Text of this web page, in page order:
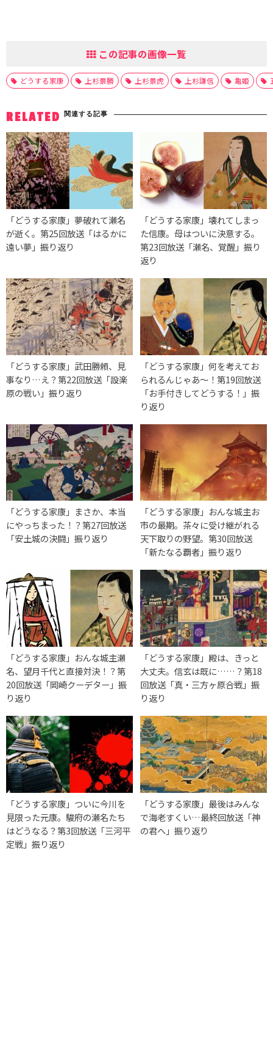
この記事の画像一覧
どうする家康 上杉景勝 上杉景虎 上杉謙信 亀姫
RELATED 関連する記事
「どうする家康」夢破れて瀬名
が逝く。第25回放送「はるかに
遠い夢」振り返り
「どうする家康」壊れてしまっ
た信康。母はついに決意する。
第23回放送「瀬名、覚醒」振り
返り
「どうする家康」武田勝頼、見
事なり…え？第22回放送「設楽
原の戦い」振り返り
「どうする家康」何を考えてお
られるんじゃあ～！第19回放送
「お手付きしてどうする！」振
り返り
「どうする家康」まさか、本当
にやっちまった！？第27回放送
「安土城の決闘」振り返り
「どうする家康」おんな城主お
市の最期。茶々に受け継がれる
天下取りの野望。第30回放送
「新たなる覇者」振り返り
「どうする家康」おんな城主瀬
名、望月千代と直接対決！？第
20回放送「岡崎クーデター」振
り返り
「どうする家康」殿は、きっと
大丈夫。信玄は既に……？第18
回放送「真・三方ヶ原合戦」振
り返り
「どうする家康」ついに今川を
見限った元康。駿府の瀬名たち
はどうなる？第3回放送「三河平
定戦」振り返り
「どうする家康」最後はみんな
で海老すくい…最終回放送「神
の君へ」振り返り